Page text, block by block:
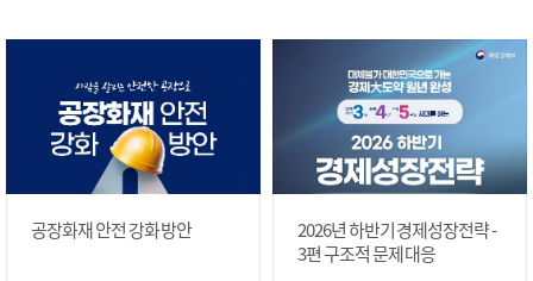
공장화재 안전 강화 방안
2026년 하반기 경제성장전략 -
3편 구조적 문제 대응